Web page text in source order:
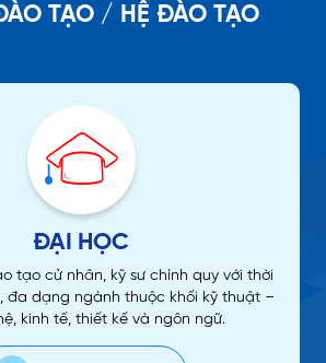
TẠO / HỆ ĐÀO TẠO
ĐẠI HỌC
tạo cử nhân, kỹ sư chính quy với thời
đa dạng ngành thuộc khối kỹ thuật –
kinh tế, thiết kế và ngôn ngữ.